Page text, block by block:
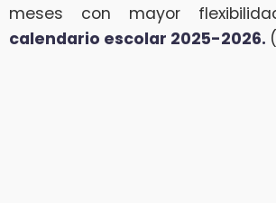
meses con mayor
calendario escolar 2025-2026.